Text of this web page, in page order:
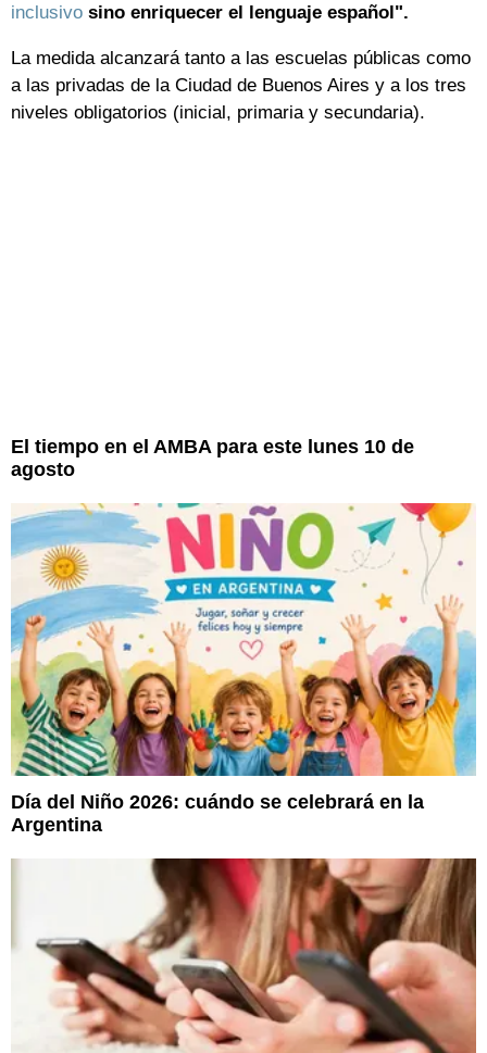
inclusivo sino enriquecer el lenguaje español".
La medida alcanzará tanto a las escuelas públicas como
a las privadas de la Ciudad de Buenos Aires y a los tres
niveles obligatorios (inicial, primaria y secundaria).
El tiempo en el AMBA para este lunes 10 de
agosto
Día del Niño 2026: cuándo se celebrará en la
Argentina